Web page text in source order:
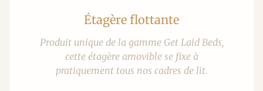
Étagère flottante
Produit unique de la gamme Get Laid Beds,
cette étagère amovible se fixe à
pratiquement tous nos cadres de lit.